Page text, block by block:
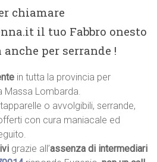
chiamare
il tuo Fabbro onesto
anche per serrande !
in tutta la provincia per
Massa Lombarda.
o avvolgibili, serrande,
con cura maniacale ed
grazie all’assenza di intermediari